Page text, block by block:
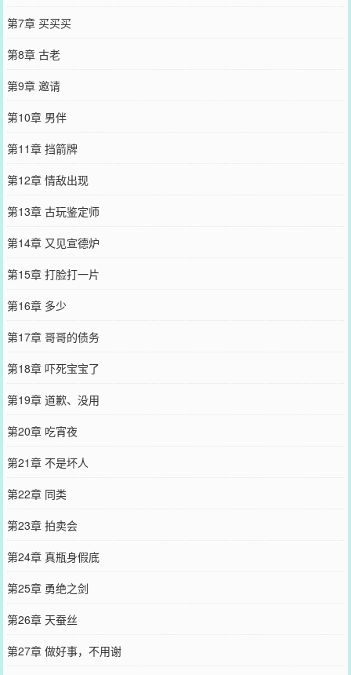
第7章 买买买
第8章 古老
第9章 邀请
第10章 男伴
第11章 挡箭牌
第12章 情敌出现
第13章 古玩鉴定师
第14章 又见宣德炉
第15章 打脸打一片
第16章 多少
第17章 哥哥的债务
第18章 吓死宝宝了
第19章 道歉、没用
第20章 吃宵夜
第21章 不是坏人
第22章 同类
第23章 拍卖会
第24章 真瓶身假底
第25章 勇绝之剑
第26章 天蚕丝
第27章 做好事，不用谢